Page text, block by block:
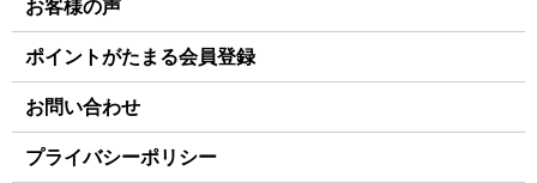
お客様の声
ポイントがたまる会員登録
お問い合わせ
プライバシーポリシー